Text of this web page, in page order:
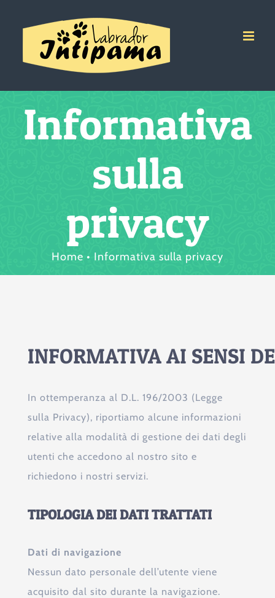
contenuto
Informativa
sulla
privacy
Home Informativa sulla privacy
INFORMATIVAAI SENSI
In ottemperanza al D.L. 196/2003 (Legge
sulla Privacy), riportiamo alcune informazioni
relative alla modalità di gestione dei dati degli
utenti che accedono al nostro sito e
richiedono i nostri servizi.
TIPOLOGIA DEI DATI TRATTATI
Dati di navigazione
Nessun dato personale dell’utente viene
acquisito dal sito durante la navigazione.